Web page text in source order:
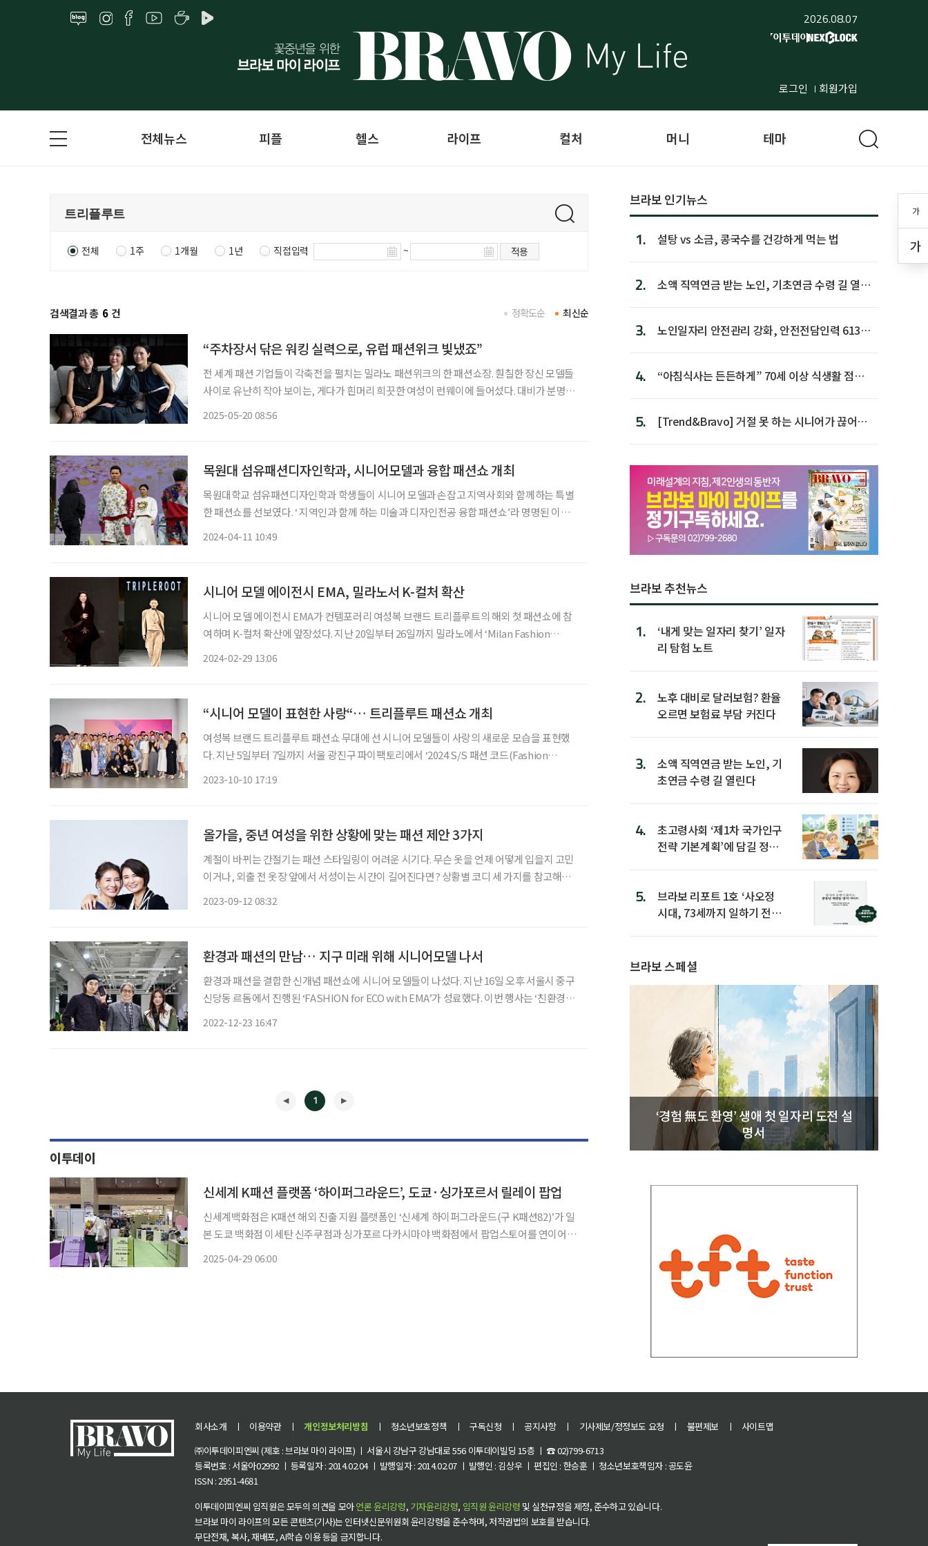
2026.08.07
로그인 회원가입
가
가
전체뉴스 피플 헬스 라이프 컬처 머니 테마
전체 1주 1개월 1년 직접입력 ~ 적용
검색결과 총 6 건 최신순
정확도순
“주차장서 닦은 워킹 실력으로, 유럽 패션위크 빛냈죠”
전 세계 패션 기업들이 각축전을 펼치는 밀라노 패션위크의 한 패션쇼장. 훤칠한 장신 모델들
사이로 유난히 작아 보이는, 게다가 흰머리 희끗한 여성이 런웨이에 들어섰다. 대비가 분명한
2025-05-20 08:56
목원대 섬유패션디자인학과, 시니어모델과 융합 패션쇼 개최
목원대학교 섬유패션디자인학과 학생들이 시니어 모델과 손잡고 지역사회와 함께하는 특별
한 패션쇼를 선보였다. ‘ 지역인과 함께 하는 미술과 디자인전공 융합 패션쇼’라 명명된 이번
2024-04-11 10:49
시니어 모델 에이전시 EMA, 밀라노서 K-컬처 확산
시니어 모델 에이전시 EMA가 컨템포러리 여성복 브랜드 트리플루트의 해외 첫 패션쇼에 참
여하며 K-컬처 확산에 앞장섰다. 지난 20일부터 26일까지 밀라노에서 ‘Milan Fashion
2024-02-29 13:06
“시니어 모델이 표현한 사랑“… 트리플루트 패션쇼 개최
여성복 브랜드 트리플루트 패션쇼 무대에 선 시니어 모델들이 사랑의 새로운 모습을 표현했
다. 지난 5일부터 7일까지 서울 광진구 파이팩토리에서 ‘2024 S/S 패션 코드(Fashion
2023-10-10 17:19
올가을, 중년 여성을 위한 상황에 맞는 패션 제안 3가지
계절이 바뀌는 간절기는 패션 스타일링이 어려운 시기다. 무슨 옷을 언제 어떻게 입을지 고민
이거나, 외출 전 옷장 앞에서 서성이는 시간이 길어진다면? 상황별 코디 세 가지를 참고해보
2023-09-12 08:32
환경과 패션의 만남… 지구 미래 위해 시니어모델 나서
환경과 패션을 결합한 신개념 패션쇼에 시니어 모델들이 나섰다. 지난 16일 오후 서울시 중구
신당동 르돔에서 진행된 ‘FASHION for ECO with EMA’가 성료했다. 이번 행사는 ‘친환경,
2022-12-23 16:47
◀
1
▶
이투데이
신세계 K패션 플랫폼 ‘하이퍼그라운드’, 도쿄·싱가포르서 릴레이 팝업
신세계백화점은 K패션 해외 진출 지원 플랫폼인 ‘신세계 하이퍼그라운드(구 K패션82)’가 일
본 도쿄 백화점 이세탄 신주쿠점과 싱가포르 다카시마야 백화점에서 팝업스토어를 연이어 연
2025-04-29 06:00
브라보 인기뉴스
1. 설탕 vs 소금, 콩국수를 건강하게 먹는 법
2.
소액 직역연금 받는 노인, 기초연금 수령 길 열린
3.
노인일자리 안전관리 강화, 안전전담인력 613명
4.
“아침식사는 든든하게” 70세 이상 식생활 점수
5.
[Trend&Bravo] 거절 못 하는 시니어가 끊어야
브라보 추천뉴스
1.
‘내게 맞는 일자리 찾기’ 일자
리 탐험 노트
2.
노후 대비로 달러보험? 환율
오르면 보험료 부담 커진다
3.
소액 직역연금 받는 노인, 기
초연금 수령 길 열린다
4.
초고령사회 ‘제1차 국가인구
전략 기본계획’에 담길 정책
5.
브라보 리포트 1호 ‘사오정
시대, 73세까지 일하기 전략’
브라보 스페셜
‘경험 無도 환영’ 생애 첫 일자리 도전 설
명서
회사소개 ㅣ 이용약관 ㅣ 개인정보처리방침 ㅣ 청소년보호정책 ㅣ 구독신청 ㅣ 공지사항 ㅣ 기사제보/정정보도 요청 ㅣ 불편제보 ㅣ
사이트맵
㈜이투데이피엔씨 (제호 : 브라보 마이 라이프) ㅣ 서울시 강남구 강남대로 556 이투데이빌딩 15층 ㅣ ☎ 02)799-6713
등록번호 : 서울아02992 ㅣ 등록일자 : 2014.02.04 ㅣ 발행일자 : 2014.02.07 ㅣ 발행인 : 김상우 ㅣ 편집인 : 한승훈 ㅣ 청소년보호책임자 : 공도윤
ISSN : 2951-4681
이투데이피엔씨 임직원은 모두의 의견을 모아언론 윤리강령, 기자윤리강령, 임직원 윤리강령 및 실천규정을 제정, 준수하고 있습니다.
브라보 마이 라이프의 모든 콘텐츠(기사)는 인터넷신문위원회 윤리강령을 준수하며, 저작권법의 보호를 받습니다.
무단전재, 복사, 재배포, AI학습 이용 등을 금지합니다.